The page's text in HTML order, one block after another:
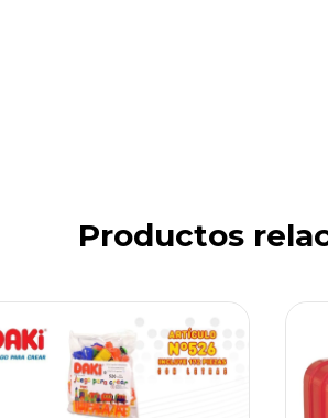
Productos